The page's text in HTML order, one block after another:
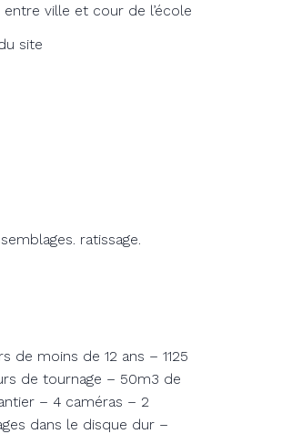
ville et cour de l’école
site
ratissage.
de moins de 12 ans – 1125
de tournage – 50m3 de
– 4 caméras – 2
dans le disque dur –